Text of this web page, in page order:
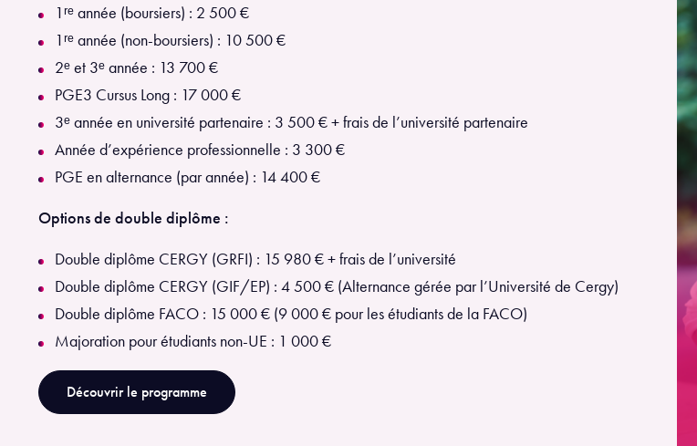
1ʳᵉ année (boursiers) : 2 500 €
1ʳᵉ année (non-boursiers) : 10 500 €
2ᵉ et 3ᵉ année : 13 700 €
PGE3 Cursus Long : 17 000 €
3ᵉ année en université partenaire : 3 500 € + frais de l’université partenaire
Année d’expérience professionnelle : 3 300 €
PGE en alternance (par année) : 14 400 €
Options de double diplôme :
Double diplôme CERGY (GRFI) : 15 980 € + frais de l’université
Double diplôme CERGY (GIF/EP) : 4 500 € (Alternance gérée par l’Université de Cergy)
Double diplôme FACO : 15 000 € (9 000 € pour les étudiants de la FACO)
Majoration pour étudiants non-UE : 1 000 €
Découvrir le programme